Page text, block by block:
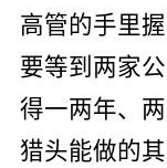
高管的手里
要等到两家
得一两年、
猎头能做的